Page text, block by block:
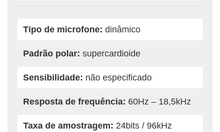
Tipo de microfone: dinâmico
Padrão polar: supercardioide
Sensibilidade: não especificado
Resposta de frequência: 60Hz – 18,5kHz
Taxa de amostragem: 24bits / 96kHz